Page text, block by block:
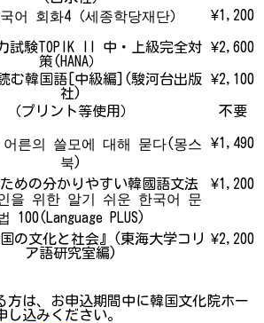
어 회화4（세종학당재단） ¥1,200
試験TOPIK II 中・上級完全対
策(HANA）
¥2,600
む韓国語[中級編](駿河台出版
社)
¥2,100
（プリント等使用） 不要
어른의 쓸모에 대해 묻다(몽스
북)
¥1,490
めの分かりやすい韓國語文法
을 위한 알기 쉬운 한국어 문
100(Language PLUS)
¥1,200
国の文化と社会』(東海大学コリ
ア語研究室編)
¥2,200
方は、お申込期間中に韓国文化院ホー
し込みください。